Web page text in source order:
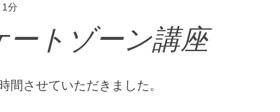
トゾーン講座
1分
間させていただきました。